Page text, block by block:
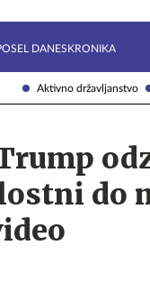
Aktivno državljanstvo
DANESKRONIKA
do